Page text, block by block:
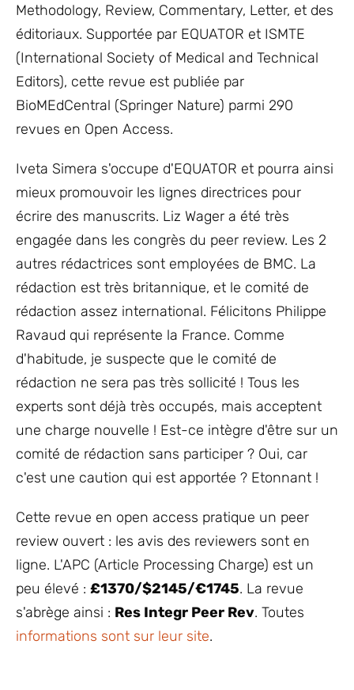
Methodology, Review, Commentary, Letter, et des
éditoriaux. Supportée par EQUATOR et ISMTE
(International Society of Medical and Technical
Editors), cette revue est publiée par
BioMEdCentral (Springer Nature) parmi 290
revues en Open Access.
Iveta Simera s'occupe d'EQUATOR et pourra ainsi
mieux promouvoir les lignes directrices pour
écrire des manuscrits. Liz Wager a été très
engagée dans les congrès du peer review. Les 2
autres rédactrices sont employées de BMC. La
rédaction est très britannique, et le comité de
rédaction assez international. Félicitons Philippe
Ravaud qui représente la France. Comme
d'habitude, je suspecte que le comité de
rédaction ne sera pas très sollicité ! Tous les
experts sont déjà très occupés, mais acceptent
une charge nouvelle ! Est-ce intègre d'être sur un
comité de rédaction sans participer ? Oui, car
c'est une caution qui est apportée ? Etonnant !
Cette revue en open access pratique un peer
review ouvert : les avis des reviewers sont en
ligne. L'APC (Article Processing Charge) est un
peu élevé : £1370/$2145/€1745. La revue
s'abrège ainsi : Res Integr Peer Rev. Toutes
informations sont sur leur site.